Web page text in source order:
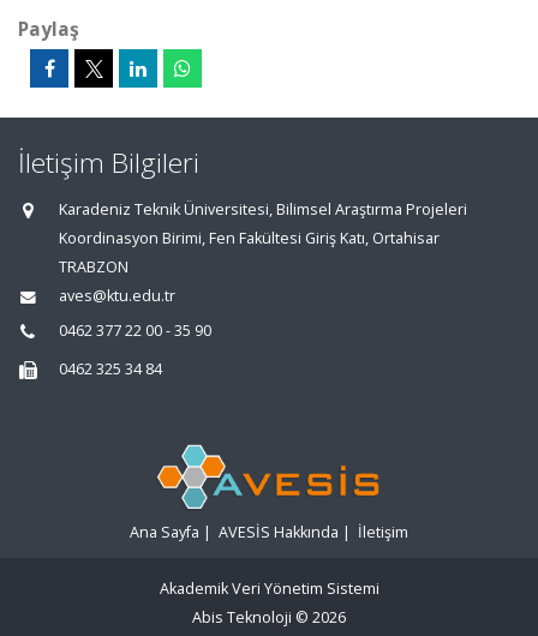
Paylaş
İletişim Bilgileri
Karadeniz Teknik Üniversitesi, Bilimsel Araştırma Projeleri
Koordinasyon Birimi, Fen Fakültesi Giriş Katı, Ortahisar
TRABZON
aves@ktu.edu.tr
0462 377 22 00 - 35 90
0462 325 34 84
Ana Sayfa | AVESİS Hakkında | İletişim
Akademik Veri Yönetim Sistemi
Abis Teknoloji © 2026